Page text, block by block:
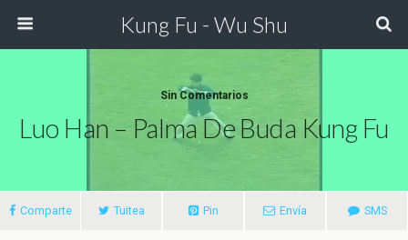
Kung Fu - Wu Shu
Sin Comentarios
Luo Han – Palma De Buda Kung Fu
Comparte Tuitea Pin Envía SMS